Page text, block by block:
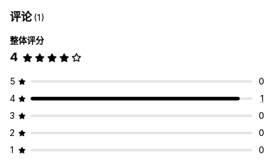
评论(1)
整体评分
4
5
0
4
1
3
0
2
0
1
0